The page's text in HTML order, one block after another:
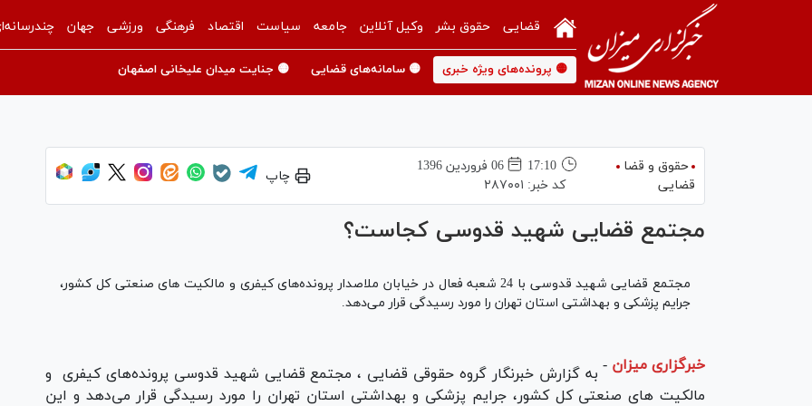
قضایی حقوق بشر وکیل آنلاین جامعه سیاست اقتصاد فرهنگی ورزشی جهان
🟡 پرونده‌های ویژه خبری 🟡 سامانه‌های قضایی 🟡 جنایت میدان علیخانی اصفهان
حقوق و قضا
قضایی
17:10
06 فروردين 1396
کد خبر: ۲۸۷۰۰۱
چاپ
مجتمع قضایی شهید قدوسی کجاست؟
مجتمع قضایی شهید قدوسی با 24 شعبه فعال در خیابان ملاصدار پرونده‌های کیفری و مالکیت های صنعتی کل کشور،
جرایم پزشکی و بهداشتی استان تهران را مورد رسیدگی قرار می‌دهد.
خبرگزاری میزان - به گزارش خبرنگار گروه حقوقی قضایی ، مجتمع قضایی شهید قدوسی پرونده‌های کیفری و
مالکیت های صنعتی کل کشور، جرایم پزشکی و بهداشتی استان تهران را مورد رسیدگی قرار می‌دهد و این